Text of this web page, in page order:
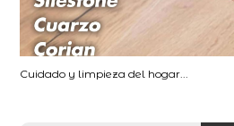
Cuidado y limpieza del hogar...